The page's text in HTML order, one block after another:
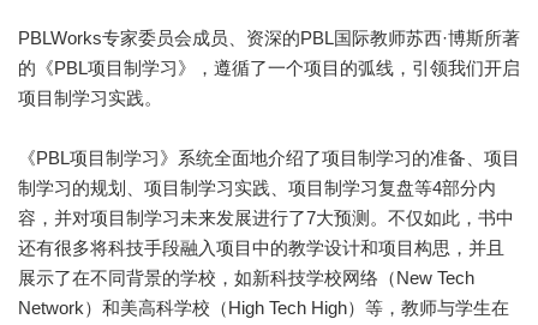
PBLWorks专家委员会成员、资深的PBL国际教师苏西·博斯所著
的《PBL项目制学习》，遵循了一个项目的弧线，引领我们开启
项目制学习实践。
《PBL项目制学习》系统全面地介绍了项目制学习的准备、项目
制学习的规划、项目制学习实践、项目制学习复盘等4部分内
容，并对项目制学习未来发展进行了7大预测。不仅如此，书中
还有很多将科技手段融入项目中的教学设计和项目构思，并且
展示了在不同背景的学校，如新科技学校网络（New Tech
Network）和美高科学校（High Tech High）等，教师与学生在